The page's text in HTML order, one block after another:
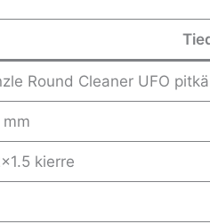
Round Cleaner UFO pitkä
kierre